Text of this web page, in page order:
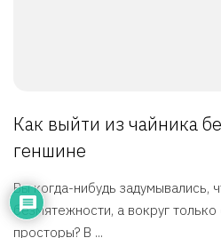
Как выйти из чайника
геншине
Вы когда-нибудь задумывались,
безмятежности, а вокруг
просторы? В ...